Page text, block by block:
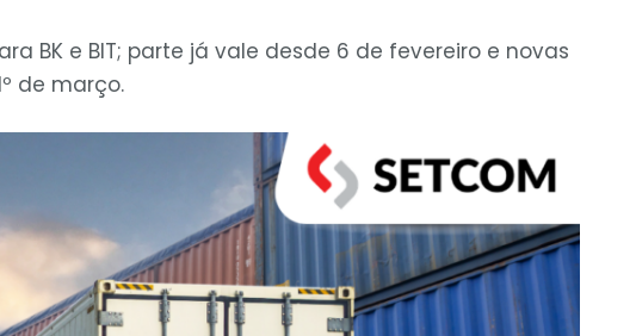
BK e BIT; parte já vale desde 6 de fevereiro e novas
de março.